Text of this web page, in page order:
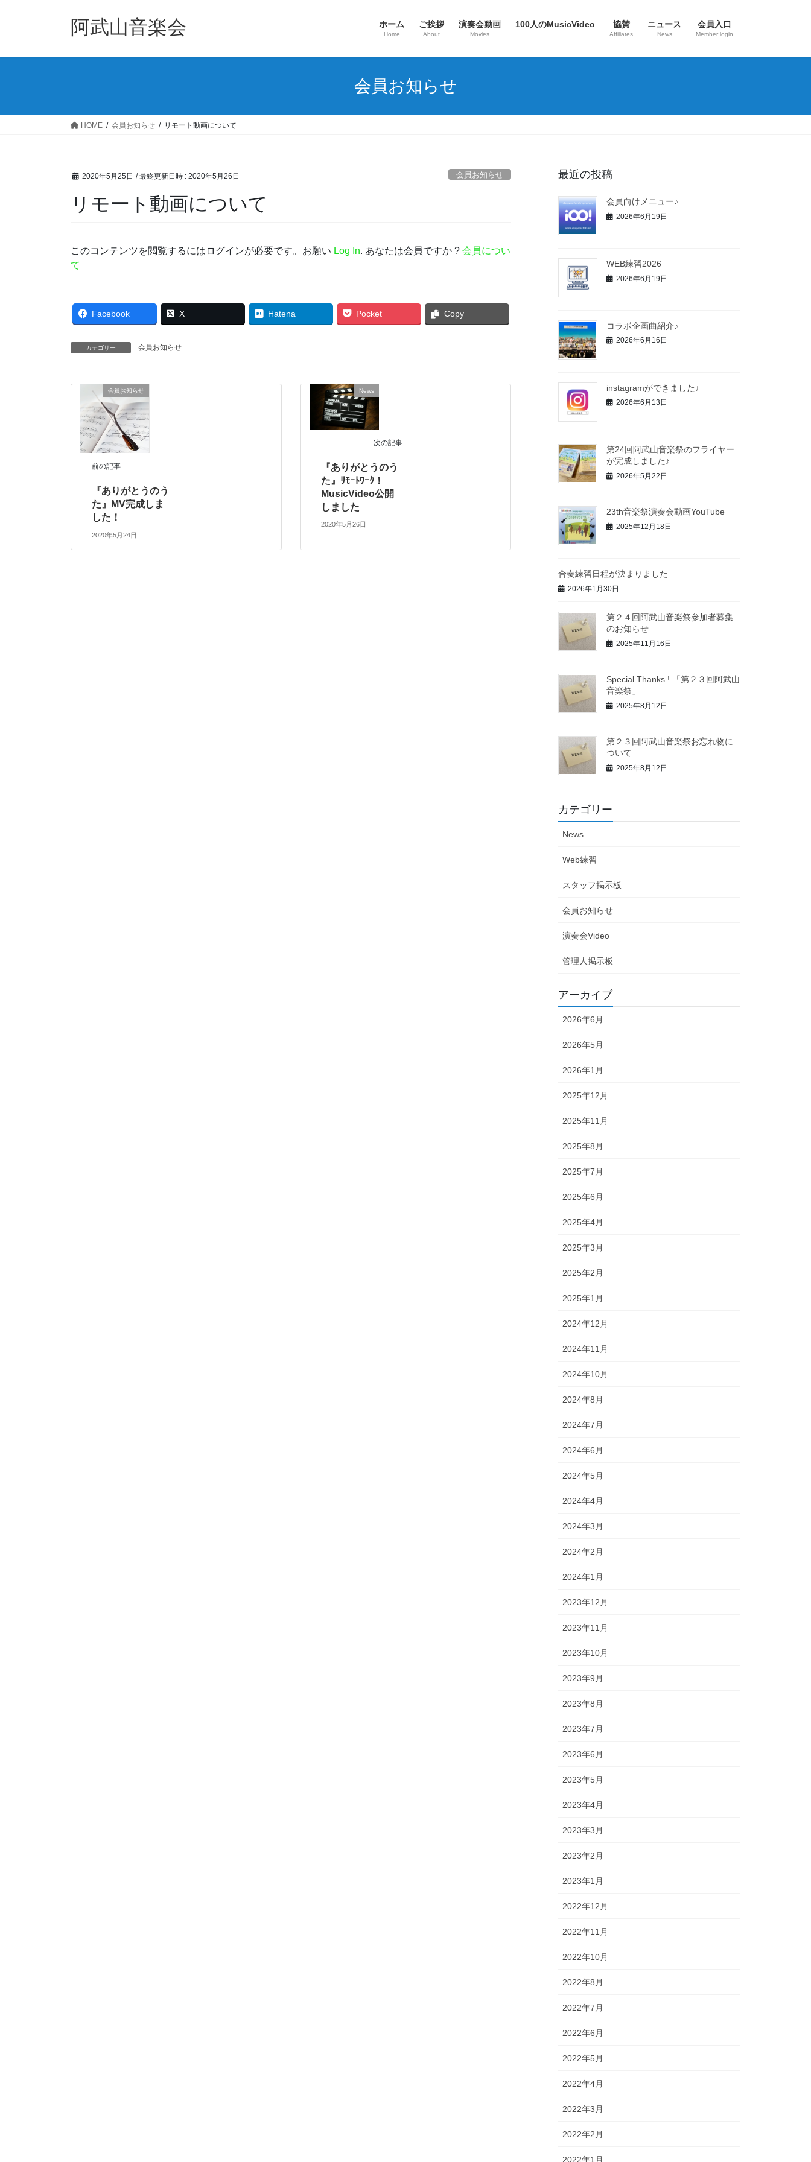
阿武山音楽会 ホーム
Home
ご挨拶
About
演奏会動画
Movies
100人のMusicVideo 協賛
Affiliates
ニュース
News
会員入口
Member login
会員お知らせ
HOME 会員お知らせ リモート動画について
2020年5月25日 / 最終更新日時 : 2020年5月26日 会員お知らせ
リモート動画について
このコンテンツを閲覧するにはログインが必要です。お願い Log In. あなたは会員ですか ? 会員につい
て
Facebook X Hatena Pocket Copy
カテゴリー 会員お知らせ
会員お知らせ
前の記事
『ありがとうのう
た』MV完成しま
した！
2020年5月24日
News
次の記事
『ありがとうのう
た』ﾘﾓｰﾄﾜｰｸ！
MusicVideo公開
しました
2020年5月26日
最近の投稿
会員向けメニュー♪
2026年6月19日
WEB練習2026
2026年6月19日
コラボ企画曲紹介♪
2026年6月16日
instagramができました♩
2026年6月13日
第24回阿武山音楽祭のフライヤー
が完成しました♪
2026年5月22日
23th音楽祭演奏会動画YouTube
2025年12月18日
合奏練習日程が決まりました
2026年1月30日
第２４回阿武山音楽祭参加者募集
のお知らせ
2025年11月16日
Special Thanks ! 「第２３回阿武山
音楽祭」
2025年8月12日
第２３回阿武山音楽祭お忘れ物に
ついて
2025年8月12日
カテゴリー
News
Web練習
スタッフ掲示板
会員お知らせ
演奏会Video
管理人掲示板
アーカイブ
2026年6月
2026年5月
2026年1月
2025年12月
2025年11月
2025年8月
2025年7月
2025年6月
2025年4月
2025年3月
2025年2月
2025年1月
2024年12月
2024年11月
2024年10月
2024年8月
2024年7月
2024年6月
2024年5月
2024年4月
2024年3月
2024年2月
2024年1月
2023年12月
2023年11月
2023年10月
2023年9月
2023年8月
2023年7月
2023年6月
2023年5月
2023年4月
2023年3月
2023年2月
2023年1月
2022年12月
2022年11月
2022年10月
2022年8月
2022年7月
2022年6月
2022年5月
2022年4月
2022年3月
2022年2月
2022年1月